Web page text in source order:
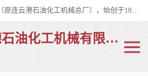
连云港华德石油化工机械有限公司（原连云港石油化工机械总厂），始创于1982年，是从事码头船用流体装卸臂、陆用流体装卸臂（鹤管）、活动梯、钢构平台、定量装车系统等全系列流体装卸设备的设计、制造、销售以及服务的专业供应商。
连云港华德石油化工机械有限公司